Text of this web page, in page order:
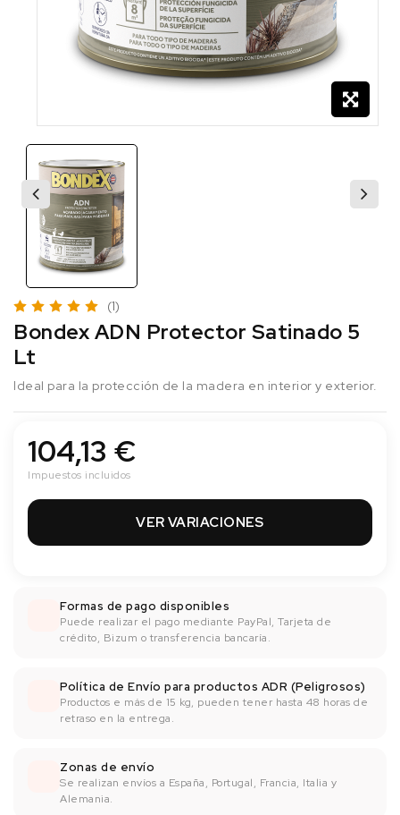
(1)
Bondex ADN Protector Satinado 5
Lt
Ideal para la protección de la madera en interior y exterior.
104,13 €
Impuestos incluidos
VER VARIACIONES
Formas de pago disponibles
Puede realizar el pago mediante PayPal, Tarjeta de
crédito, Bizum o transferencia bancaría.
Política de Envío para productos ADR (Peligrosos)
Productos e más de 15 kg, pueden tener hasta 48 horas de
retraso en la entrega.
Zonas de envío
Se realizan envíos a España, Portugal, Francia, Italia y
Alemania.